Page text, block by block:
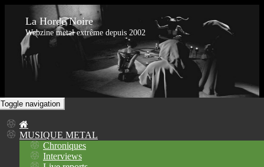
La Horde Noire
Webzine metal extrême depuis 2002
Toggle navigation
MUSIQUE METAL
Chroniques
Interviews